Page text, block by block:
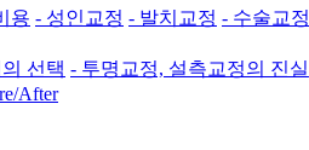
용 - 성인교정 - 발치교정 - 수술교정
선택 - 투명교정, 설측교정의 진실
After